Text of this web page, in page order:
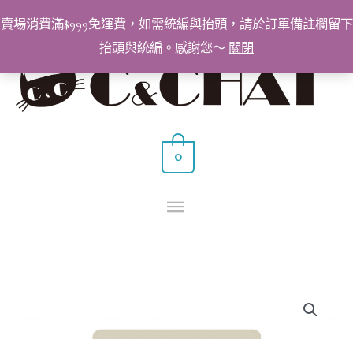
賣場消費滿$999免運費，如需統編與抬頭，請於訂單備註欄留下
抬頭與統編。感謝您～ 關閉
至
要
選
0